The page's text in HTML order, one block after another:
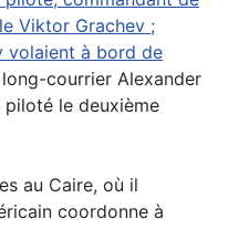
Viktor Grachev ;
volaient à bord de
long-courrier Alexander
piloté le deuxième
au Caire, où il
coordonne à